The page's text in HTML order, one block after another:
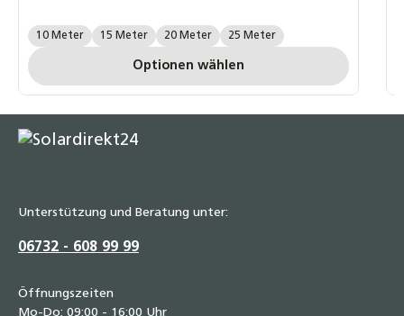
Länge Wellrohr:
10 Meter 15 Meter 20 Meter 25 Meter
Optionen wählen
Unterstützung und Beratung unter:
06732 - 608 99 99
Öffnungszeiten
Mo-Do: 09:00 - 16:00 Uhr